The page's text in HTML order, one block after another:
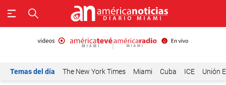
Temas del día The New York Times Miami Cuba ICE Unión